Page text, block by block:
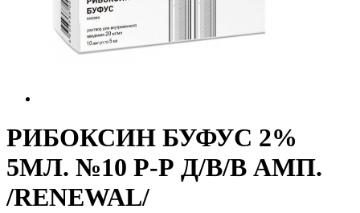
РИБОКСИН БУФУС 2%
5МЛ. №10 Р-Р Д/В/В АМП.
/RENEWAL/